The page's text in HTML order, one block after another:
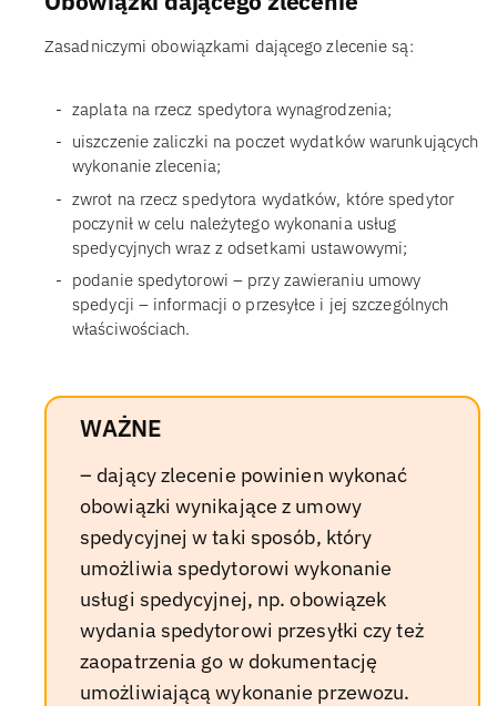
Zasadniczymi obowiązkami dającego zlecenie są:
zaplata na rzecz spedytora wynagrodzenia;
uiszczenie zaliczki na poczet wydatków warunkujących
wykonanie zlecenia;
zwrot na rzecz spedytora wydatków, które spedytor
poczynił w celu należytego wykonania usług
spedycyjnych wraz z odsetkami ustawowymi;
podanie spedytorowi – przy zawieraniu umowy
spedycji – informacji o przesyłce i jej szczególnych
właściwościach.
WAŻNE
– dający zlecenie powinien wykonać
obowiązki wynikające z umowy
spedycyjnej w taki sposób, który
umożliwia spedytorowi wykonanie
usługi spedycyjnej, np. obowiązek
wydania spedytorowi przesyłki czy też
zaopatrzenia go w dokumentację
umożliwiającą wykonanie przewozu.